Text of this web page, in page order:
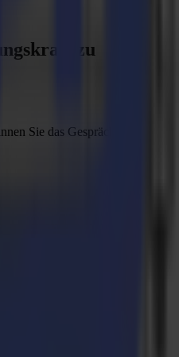
zu
Sie das Gespräch.